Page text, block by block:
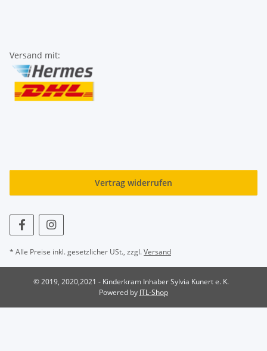
Versand mit:
Vertrag widerrufen
* Alle Preise inkl. gesetzlicher USt., zzgl.Versand
© 2019, 2020,2021 - Kinderkram Inhaber Sylvia Kunert e. K.
Powered by JTL-Shop